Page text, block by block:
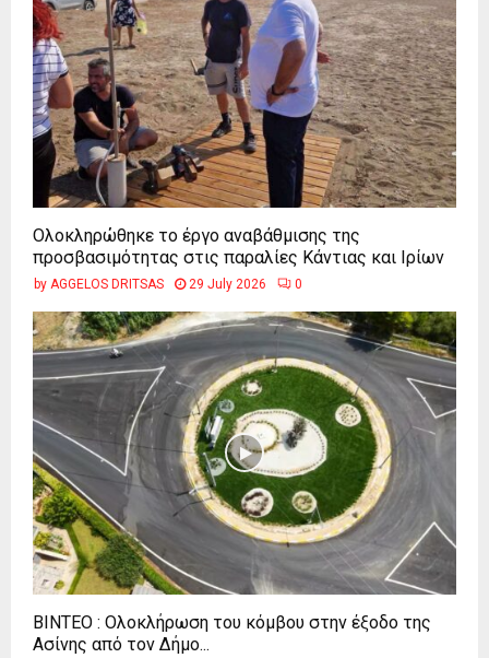
Ολοκληρώθηκε το έργο αναβάθμισης της
προσβασιμότητας στις παραλίες Κάντιας και Ιρίων
by AGGELOS DRITSAS 29 July 2026 0
ΒΙΝΤΕΟ : Ολοκλήρωση του κόμβου στην έξοδο της
Ασίνης από τον Δήμο...